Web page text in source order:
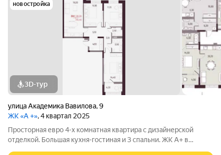
новостройка
3D-тур
улица Академика Вавилова,9
ЖК «А +», 4 квартал 2025
Просторная евро 4-х комнатная квартира с дизайнерской
отделкой. Большая кухня-гостиная и 3 спальни. ЖК А+ в